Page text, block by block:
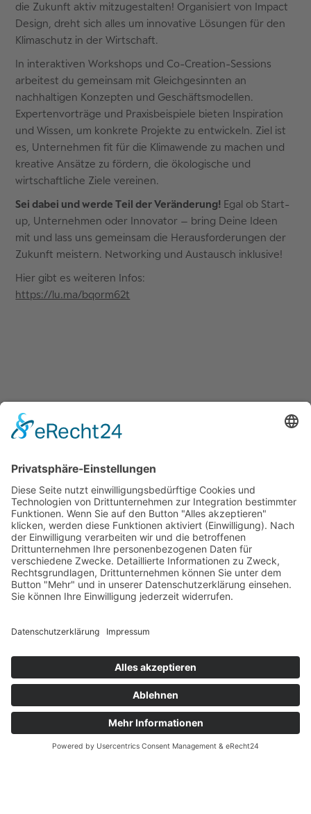
die Zukunft aktiv mitzugestalten! Organisiert von Impact
Design, dreht sich alles um innovative Lösungen für den
Klimaschutz in der Wirtschaft.
In interaktiven Workshops und Co-Creation-Sessions
arbeitest du gemeinsam mit Gleichgesinnten an
nachhaltigen Konzepten und Geschäftsmodellen.
Expertenvorträge und Praxisbeispiele bieten Inspiration
und Wissen, um konkrete Projekte zu entwickeln. Ziel ist
es, Unternehmen fit für die Klimawende zu machen und
kreative Ansätze zu fördern, die ökologische und
wirtschaftliche Ziele vereinen.
Sei dabei und werde Teil der Veränderung! Egal ob Start-
up, Unternehmen oder Innovator – bring Deine Ideen
mit und lass uns gemeinsam die Herausforderungen der
Zukunft meistern. Networking und Austausch inklusive!
Hier gibt es weiteren Infos:
https://lu.ma/bqorm62t
Quicklinks
Symworking Ecosystem
Mitglied werden
Social Media
Zu LinkedIn
Zu YouTube
Impressum
Datenschutzerklärung